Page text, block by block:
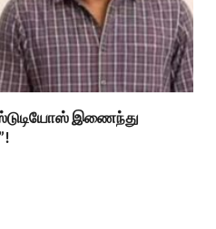
ஸ்டுடியோஸ் இணைந்து